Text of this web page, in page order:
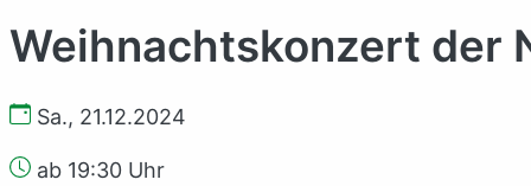
Weihnachtskonzert der
Sa., 21.12.2024
ab 19:30 Uhr